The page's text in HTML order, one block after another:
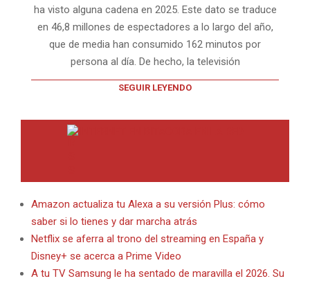
ha visto alguna cadena en 2025. Este dato se traduce
en 46,8 millones de espectadores a lo largo del año,
que de media han consumido 162 minutos por
persona al día. De hecho, la televisión
SEGUIR LEYENDO
Amazon actualiza tu Alexa a su versión Plus: cómo
saber si lo tienes y dar marcha atrás
Netflix se aferra al trono del streaming en España y
Disney+ se acerca a Prime Video
A tu TV Samsung le ha sentado de maravilla el 2026. Su